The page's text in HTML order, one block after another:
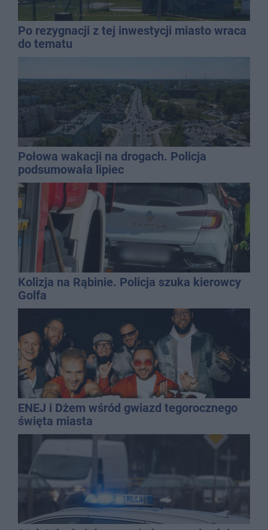
Po rezygnacji z tej inwestycji miasto wraca
do tematu
Połowa wakacji na drogach. Policja
podsumowała lipiec
Kolizja na Rąbinie. Policja szuka kierowcy
Golfa
ENEJ i Dżem wśród gwiazd tegorocznego
święta miasta